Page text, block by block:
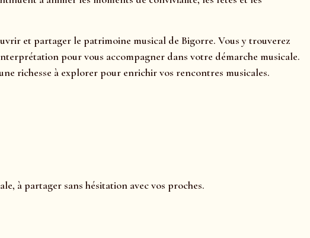
et partager le patrimoine musical de Bigorre. Vous y trouverez
pour vous accompagner dans votre démarche musicale.
richesse à explorer pour enrichir vos rencontres musicales.
à partager sans hésitation avec vos proches.